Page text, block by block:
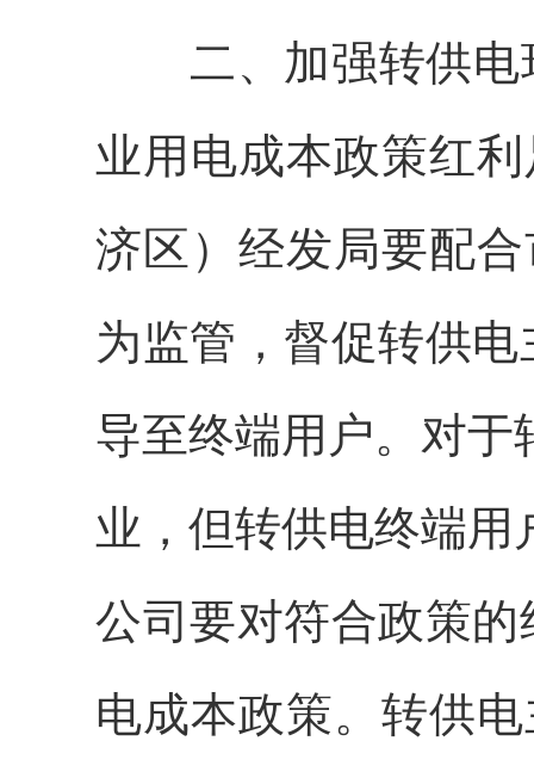
二、加强转供
业用电成本政策红
济区）经发局要配
为监管，督促转供
导至终端用户。对
业，但转供电终端
公司要对符合政策
电成本政策。转供